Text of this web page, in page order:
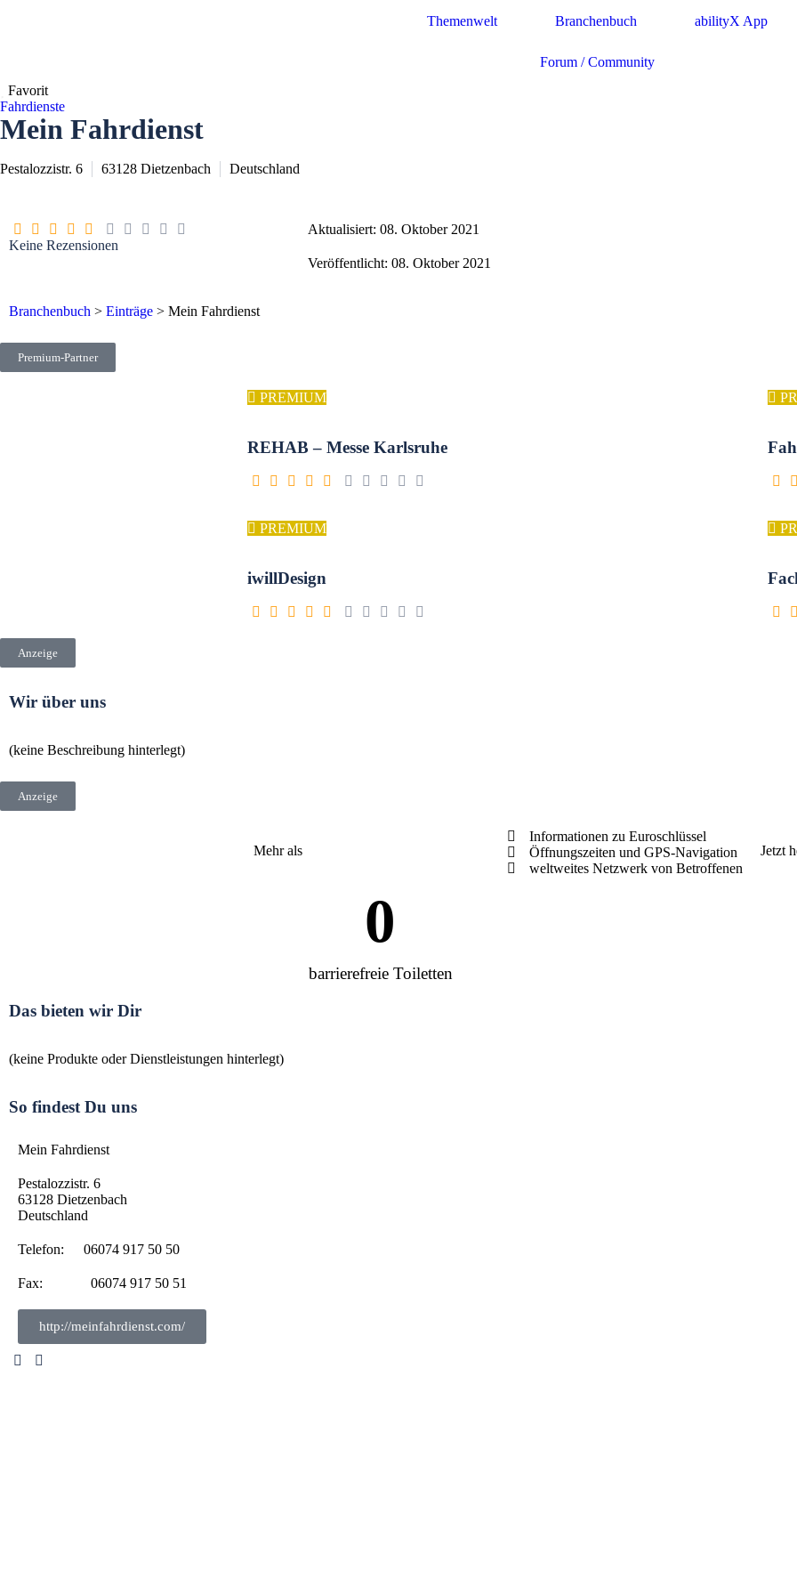
Themenwelt Branchenbuch abilityX App
Forum / Community
Favorit
Fahrdienste
Mein Fahrdienst
Pestalozzistr. 6 63128 Dietzenbach Deutschland
Keine Rezensionen
Aktualisiert: 08. Oktober 2021
Veröffentlicht: 08. Oktober 2021
Branchenbuch > Einträge > Mein Fahrdienst
Premium-Partner
PREMIUM
REHAB – Messe Karlsruhe
PREMIUM
iwillDesign
Anzeige
Wir über uns
(keine Beschreibung hinterlegt)
Anzeige
Mehr als
barrierefreie Toiletten
0
Informationen zu Euroschlüssel
Öffnungszeiten und GPS-Navigation
weltweites Netzwerk von Betroffenen
Jetzt
Das bieten wir Dir
(keine Produkte oder Dienstleistungen hinterlegt)
So findest Du uns
Mein Fahrdienst
Pestalozzistr. 6
63128 Dietzenbach
Deutschland
Telefon: 06074 917 50 50
Fax: 06074 917 50 51
http://meinfahrdienst.com/